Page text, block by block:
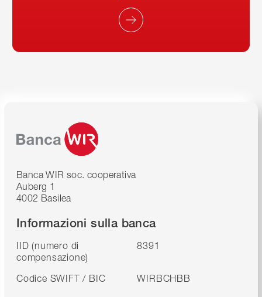
Banca WIR soc. cooperativa
Auberg 1
4002 Basilea
Informazioni sulla banca
IID (numero di
compensazione)
8391
Codice SWIFT / BIC WIRBCHBB